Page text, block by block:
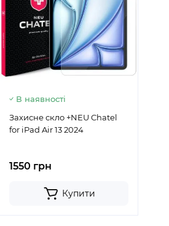
В наявності
Захисне скло +NEU Chatel
for iPad Air 13 2024
1550 грн
Купити